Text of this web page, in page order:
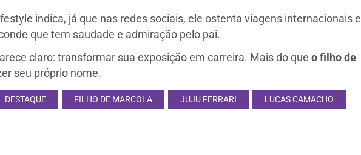
indica, já que nas redes sociais, ele ostenta viagens internacionais e
que tem saudade e admiração pelo pai.
claro: transformar sua exposição em carreira. Mais do que o filho de
seu próprio nome.
DESTAQUE FILHO DE MARCOLA JUJU FERRARI LUCAS CAMACHO